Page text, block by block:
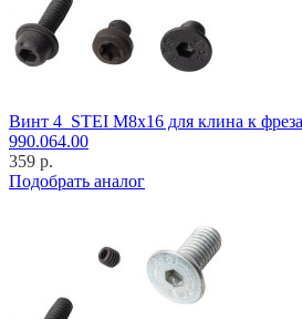
Винт 4_STEI M8x16 для клина к
990.064.00
359 р.
Подобрать аналог